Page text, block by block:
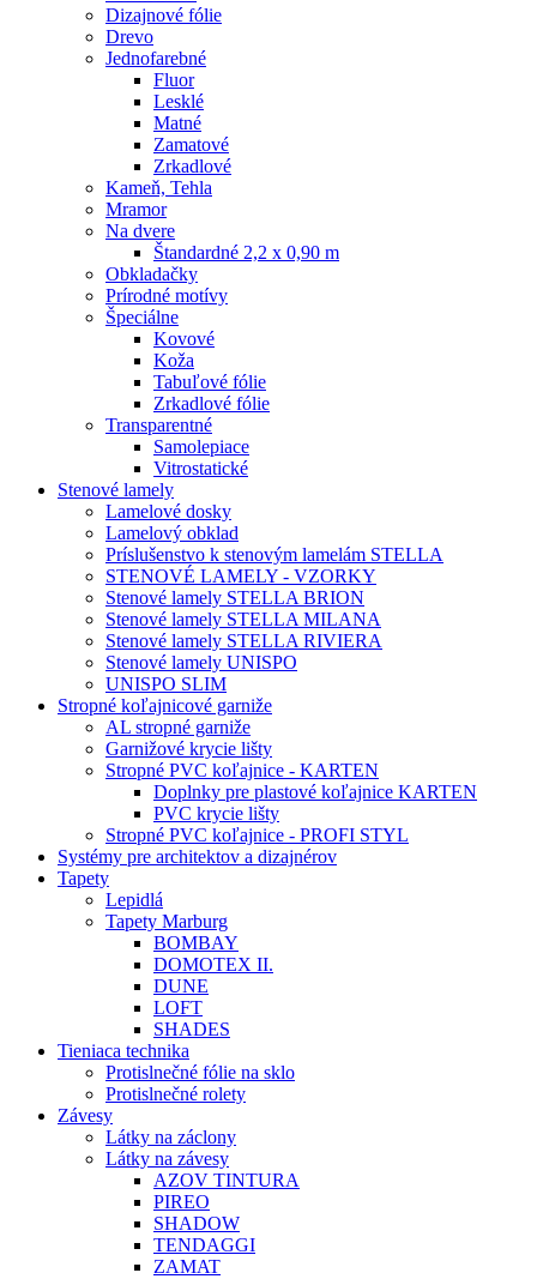
Dizajnové fólie
Drevo
Jednofarebné
Fluor
Lesklé
Matné
Zamatové
Zrkadlové
Kameň, Tehla
Mramor
Na dvere
Štandardné 2,2 x 0,90 m
Obkladačky
Prírodné motívy
Špeciálne
Kovové
Koža
Tabuľové fólie
Zrkadlové fólie
Transparentné
Samolepiace
Vitrostatické
Stenové lamely
Lamelové dosky
Lamelový obklad
Príslušenstvo k stenovým lamelám STELLA
STENOVÉ LAMELY - VZORKY
Stenové lamely STELLA BRION
Stenové lamely STELLA MILANA
Stenové lamely STELLA RIVIERA
Stenové lamely UNISPO
UNISPO SLIM
Stropné koľajnicové garniže
AL stropné garniže
Garnižové krycie lišty
Stropné PVC koľajnice - KARTEN
Doplnky pre plastové koľajnice KARTEN
PVC krycie lišty
Stropné PVC koľajnice - PROFI STYL
Systémy pre architektov a dizajnérov
Tapety
Lepidlá
Tapety Marburg
BOMBAY
DOMOTEX II.
DUNE
LOFT
SHADES
Tieniaca technika
Protislnečné fólie na sklo
Protislnečné rolety
Závesy
Látky na záclony
Látky na závesy
AZOV TINTURA
PIREO
SHADOW
TENDAGGI
ZAMAT